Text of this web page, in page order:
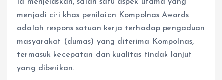
Ia menjelaskan, salah satu aspek utama yang
menjadi ciri khas penilaian Kompolnas Awards
adalah respons satuan kerja terhadap pengaduan
masyarakat (dumas) yang diterima Kompolnas,
termasuk kecepatan dan kualitas tindak lanjut
yang diberikan.